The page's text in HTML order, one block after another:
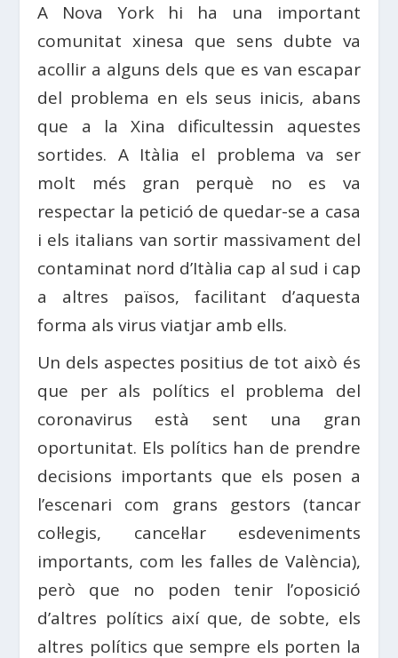
A Nova York hi ha una important
comunitat xinesa que sens dubte va
acollir a alguns dels que es van escapar
del problema en els seus inicis, abans
que a la Xina dificultessin aquestes
sortides. A Itàlia el problema va ser
molt més gran perquè no es va
respectar la petició de quedar-se a casa
i els italians van sortir massivament del
contaminat nord d’Itàlia cap al sud i cap
a altres països, facilitant d’aquesta
forma als virus viatjar amb ells.
Un dels aspectes positius de tot això és
que per als polítics el problema del
coronavirus està sent una gran
oportunitat. Els polítics han de prendre
decisions importants que els posen a
l’escenari com grans gestors (tancar
col·legis, cancel·lar esdeveniments
importants, com les falles de València),
però que no poden tenir l’oposició
d’altres polítics així que, de sobte, els
altres polítics que sempre els porten la